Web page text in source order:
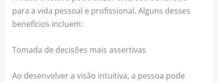
para a vida pessoal e profissional. Alguns desses
benefícios incluem:
Tomada de decisões mais assertivas
Ao desenvolver a visão intuitiva, a pessoa pode